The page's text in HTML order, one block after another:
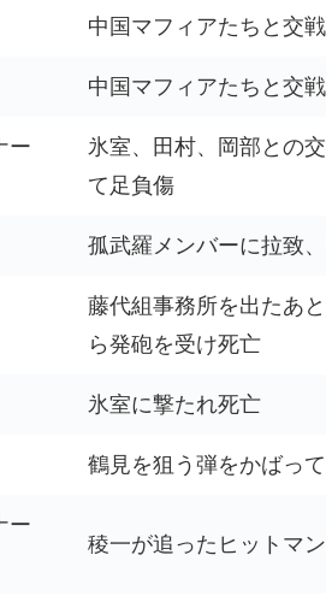
中国マフィアたちと交
中国マフィアたちと交
ー
氷室、田村、岡部との
て足負傷
孤武羅メンバーに拉致
藤代組事務所を出たあ
ら発砲を受け死亡
氷室に撃たれ死亡
鶴見を狙う弾をかばっ
ー
稜一が追ったヒットマ